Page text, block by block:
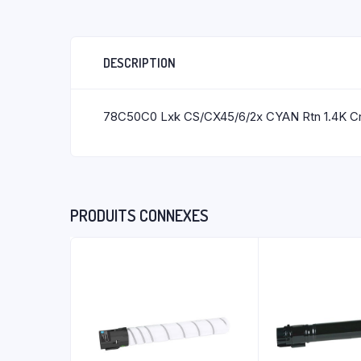
DESCRIPTION
78C50C0 Lxk CS/CX45/6/2x CYAN Rtn 1.4K
PRODUITS CONNEXES